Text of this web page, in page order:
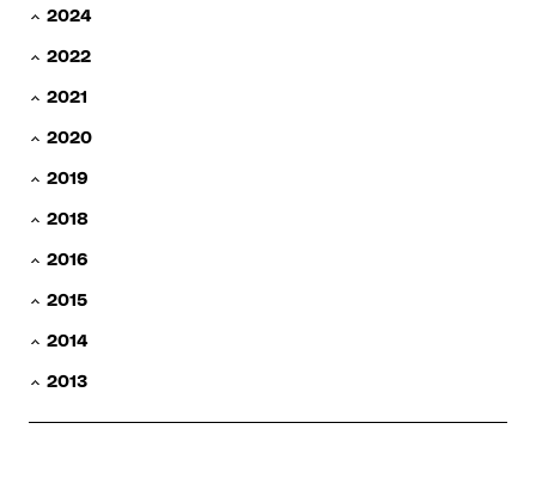
2024
2022
2021
2020
2019
2018
2016
2015
2014
2013